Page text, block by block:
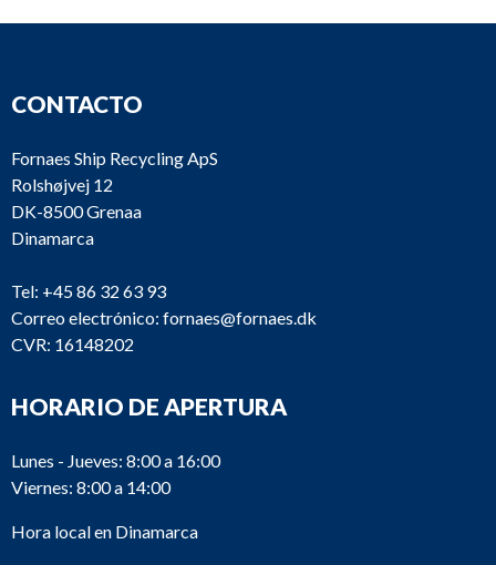
CONTACTO
Fornaes Ship Recycling ApS
Rolshøjvej 12
DK-8500 Grenaa
Dinamarca
Tel: +45 86 32 63 93
Correo electrónico: fornaes@fornaes.dk
CVR: 16148202
HORARIO DE APERTURA
Lunes - Jueves: 8:00 a 16:00
Viernes: 8:00 a 14:00
Hora local en Dinamarca